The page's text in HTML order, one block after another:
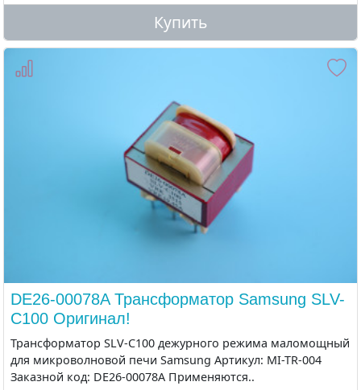
Купить
DE26-00078A Трансформатор Samsung SLV-
C100 Оригинал!
Трансформатор SLV-C100 дежурного режима маломощный
для микроволновой печи Samsung Артикул: MI-TR-004
Заказной код: DE26-00078A Применяются..